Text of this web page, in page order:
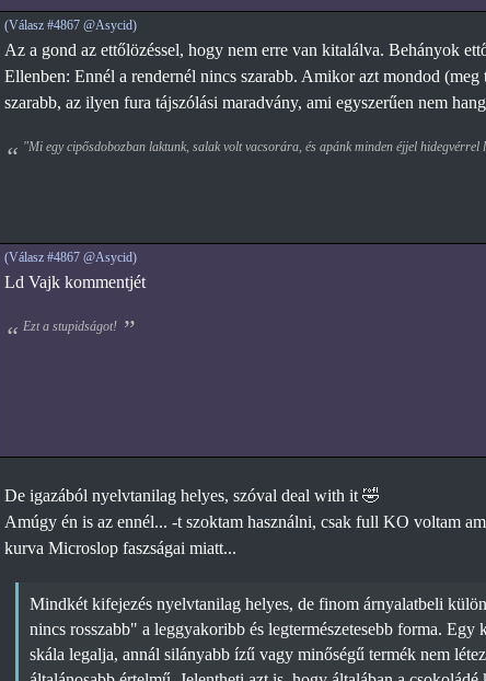
(Válasz #4867 @Asycid)
Az a gond az ettőlözéssel, hogy nem erre van kitalálva. Behányok
Ellenben: Ennél a rendernél nincs szarabb. Amikor azt mondod
szarabb, az ilyen fura tájszólási maradvány, ami egyszerűen nem
"Mi egy cipősdobozban laktunk, salak volt vacsorára, és apánk minden éjjel hidegvérrel
(Válasz #4867 @Asycid)
Ld Vajk kommentjét
Ezt a stupidságot!
De igazából nyelvtanilag helyes, szóval deal with it 🤣
Amúgy én is az ennél... -t szoktam használni, csak full KO voltam
kurva Microslop faszságai miatt...
Mindkét kifejezés nyelvtanilag helyes, de finom árnyalatbeli
nincs rosszabb" a leggyakoribb és legtermészetesebb forma.
skála legalja, annál silányabb ízű vagy minőségű termék nem